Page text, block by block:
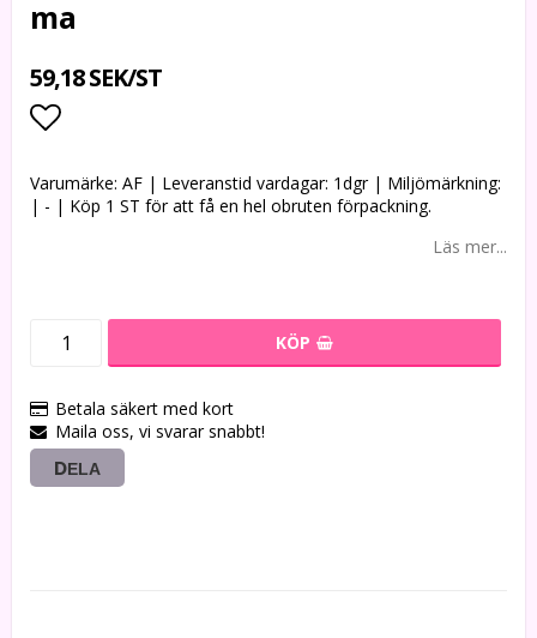
ma
59,18 SEK/ST
Varumärke: AF | Leveranstid vardagar: 1dgr | Miljömärkning:
| - | Köp 1 ST för att få en hel obruten förpackning.
Läs mer...
KÖP
Betala säkert med kort
Maila oss, vi svarar snabbt!
DELA